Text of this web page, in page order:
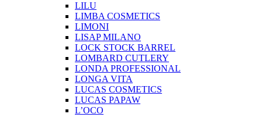
LILU
LIMBA COSMETICS
LIMONI
LISAP MILANO
LOCK STOCK BARREL
LOMBARD CUTLERY
LONDA PROFESSIONAL
LONGA VITA
LUCAS COSMETICS
LUCAS PAPAW
L’OCO